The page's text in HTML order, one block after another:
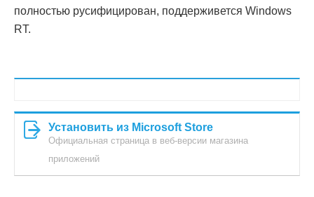
полностью русифицирован, поддерживется Windows
RT.
Установить из Microsoft Store
Официальная страница в веб-версии магазина
приложений